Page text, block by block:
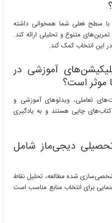
با سطح فعلی شما همخوانی داشته
متنوع و تحلیلی ارائه کند.
این انتخاب کمک کند.
آموزشی در
موثر است؟
تعاملی، ویدئوهای آموزشی و
چاپی هستند و به یادگیری
دیجی‌ماز شامل
شده مطالعه، تحلیل نقاط
برای انتخاب منابع مناسب است